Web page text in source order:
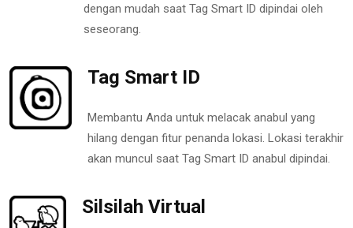
dengan mudah saat Tag Smart ID dipindai oleh
seseorang.
Tag Smart ID
Membantu Anda untuk melacak anabul yang
hilang dengan fitur penanda lokasi. Lokasi terakhir
akan muncul saat Tag Smart ID anabul dipindai.
Silsilah Virtual